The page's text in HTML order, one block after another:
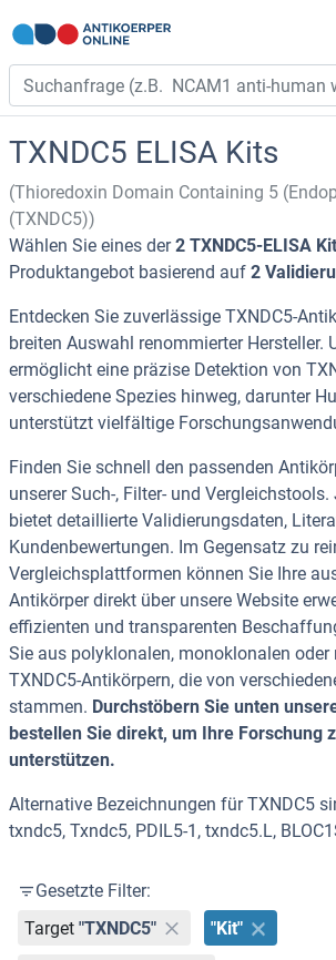
TXNDC5 ELISA Kits
(Thioredoxin Domain Containing 5
(TXNDC5))
Wählen Sie eines der2 TXNDC5-ELISA
Produktangebot basierend auf 2
Entdecken Sie zuverlässige TXNDC5-
breiten Auswahl renommierter Hersteller.
ermöglicht eine präzise Detektion von
verschiedene Spezies hinweg, darunter
unterstützt vielfältige
Finden Sie schnell den passenden
unserer Such-, Filter- und
bietet detaillierte Validierungsdaten,
Kundenbewertungen. Im Gegensatz zu
Vergleichsplattformen können Sie Ihre
Antikörper direkt über unsere Website
effizienten und transparenten
Sie aus polyklonalen, monoklonalen oder
TXNDC5-Antikörpern, die von
stammen. Durchstöbern Sie unten
bestellen Sie direkt, um Ihre Forschung
unterstützen.
Alternative Bezeichnungen für TXNDC5
txndc5, Txndc5, PDIL5-1, txndc5.L,
Gesetzte Filter:
Target "TXNDC5" "Kit"